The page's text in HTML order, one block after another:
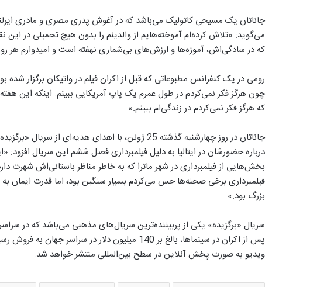
جاناتان یک مسیحی کاتولیک می‌باشد که در آغوش پدری مصری و مادری
می‌گوید: «تلاش کرده‌ام آموخته‌هایم از والدینم را بدون هیچ تحمیلی در
که در سادگی‌اش، آموزه‌ها و ارزش‌های بی‌شماری نهفته است و امیدوارم هر
رومی در یک کنفرانس مطبوعاتی که قبل از اکران فیلم در واتیکان برگزار
چون هرگز فکر نمی‌کردم در طول عمرم یک پاپ آمریکایی ببینم. اینکه این
که هرگز فکر نمی‌کردم در زندگی‌ام ببینم.»
جاناتان در روز چهارشنبه گذشته 25 ژوئن، با اهدای
درباره حضورشان در ایتالیا به دلیل فیلمبرداری فصل ششم این سریال
بخش‌هایی از فیلمبرداری در شهر ماترا که به خاطر مناظر باستانی‌اش شهرت
فیلمبرداری برخی صحنه‌ها حس می‌کردم بسیار سنگین بود، اما قدرت ایمان به
بزرگ بود.»
سریال «برگزیده» یکی از پربیننده‌ترین سریال‌های مذهبی می‌باشد که
ویدیو به صورت پخش آنلاین در سطح بین‌المللی منتشر خواهد شد.